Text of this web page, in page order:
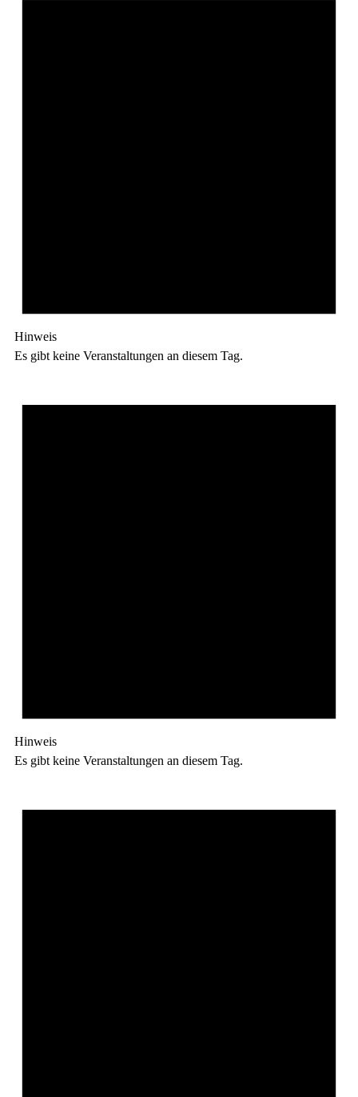
Hinweis
Es gibt keine Veranstaltungen an diesem Tag.
Hinweis
Es gibt keine Veranstaltungen an diesem Tag.